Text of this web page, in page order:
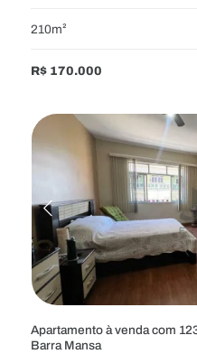
210m²
R$ 170.000
Apartamento à venda com
Barra Mansa